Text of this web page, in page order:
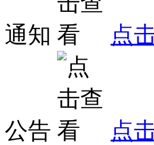
通知 点
公告 点